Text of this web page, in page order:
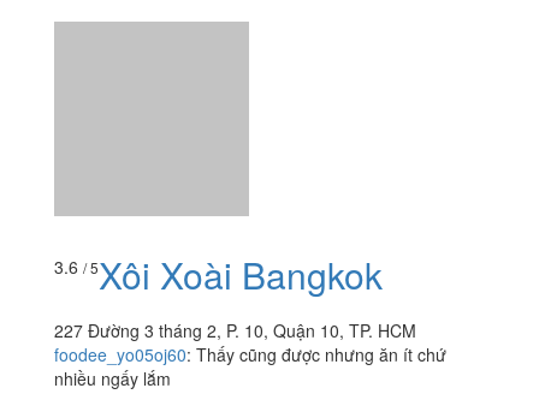
3.6 / 5Xôi Xoài Bangkok
227 Đường 3 tháng 2, P. 10, Quận 10, TP. HCM
foodee_yo05oj60: Thấy cũng được nhưng ăn ít chứ
nhiều ngấy lắm